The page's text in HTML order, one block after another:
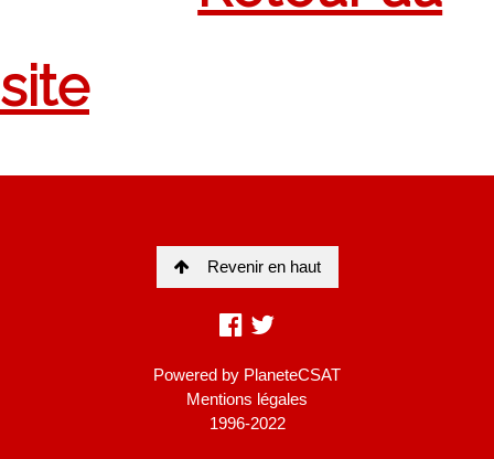
Revenir en haut
Powered by PlaneteCSAT
Mentions légales
1996-2022